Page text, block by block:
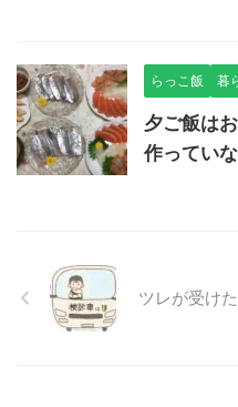
らっこ飯 暮
夕ご飯は
作ってい
ツレが受け